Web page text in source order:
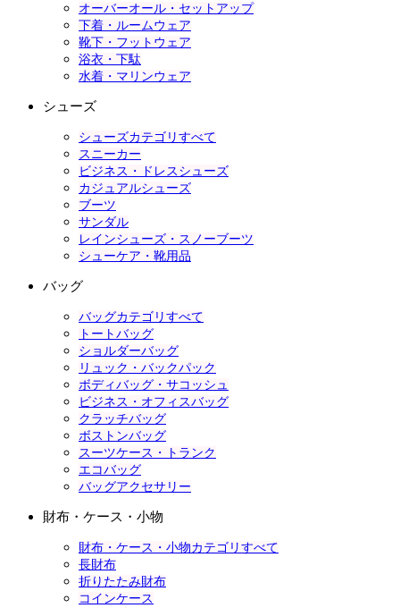
オーバーオール・セットアップ
下着・ルームウェア
靴下・フットウェア
浴衣・下駄
水着・マリンウェア
シューズ
シューズカテゴリすべて
スニーカー
ビジネス・ドレスシューズ
カジュアルシューズ
ブーツ
サンダル
レインシューズ・スノーブーツ
シューケア・靴用品
バッグ
バッグカテゴリすべて
トートバッグ
ショルダーバッグ
リュック・バックパック
ボディバッグ・サコッシュ
ビジネス・オフィスバッグ
クラッチバッグ
ボストンバッグ
スーツケース・トランク
エコバッグ
バッグアクセサリー
財布・ケース・小物
財布・ケース・小物カテゴリすべて
長財布
折りたたみ財布
コインケース